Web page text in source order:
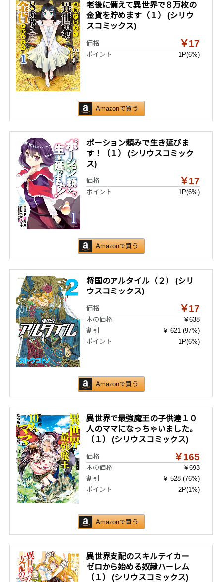
老後に備えて異世界で８万枚の
金貨を貯めます（１） (シリウ
スコミックス)
価格 ￥17
ポイント 1P(6%)
Amazonで買う
ポーション頼みで生き延びま
す！（１） (シリウスコミック
ス)
価格 ￥17
ポイント 1P(6%)
Amazonで買う
将国のアルタイル（２） (シリ
ウスコミックス)
価格 ￥17
本の価格
￥638
割引
￥ 621 (97%)
ポイント
1P(6%)
Amazonで買う
異世界で最強魔王の子供達１０
人のママになっちゃいました。
（１） (シリウスコミックス)
価格 ￥165
本の価格
￥693
割引
￥ 528 (76%)
ポイント
2P(1%)
Amazonで買う
異世界支配のスキルテイカー
ゼロから始める奴隷ハーレム
（１） (シリウスコミックス)